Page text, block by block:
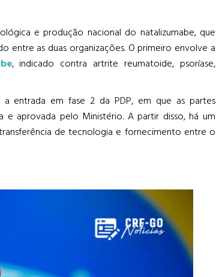
e produção nacional do natalizumabe, que
as duas organizações. O primeiro envolve a
, indicado contra artrite reumatoide, psoríase,
entrada em fase 2 da PDP, em que as partes
aprovada pelo Ministério. A partir disso, há um
de tecnologia e fornecimento entre o